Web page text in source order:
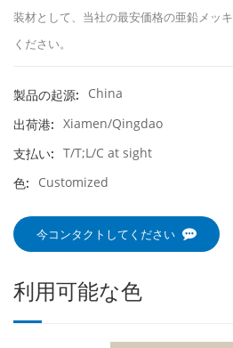
装材として、当社の最安価格の亜鉛メッ
ください。
製品の起源:
China
出荷港: Xiamen/Qingdao
支払い: T/T;L/C at sight
色:
Customized
今コンタクトしてください
利用可能な色